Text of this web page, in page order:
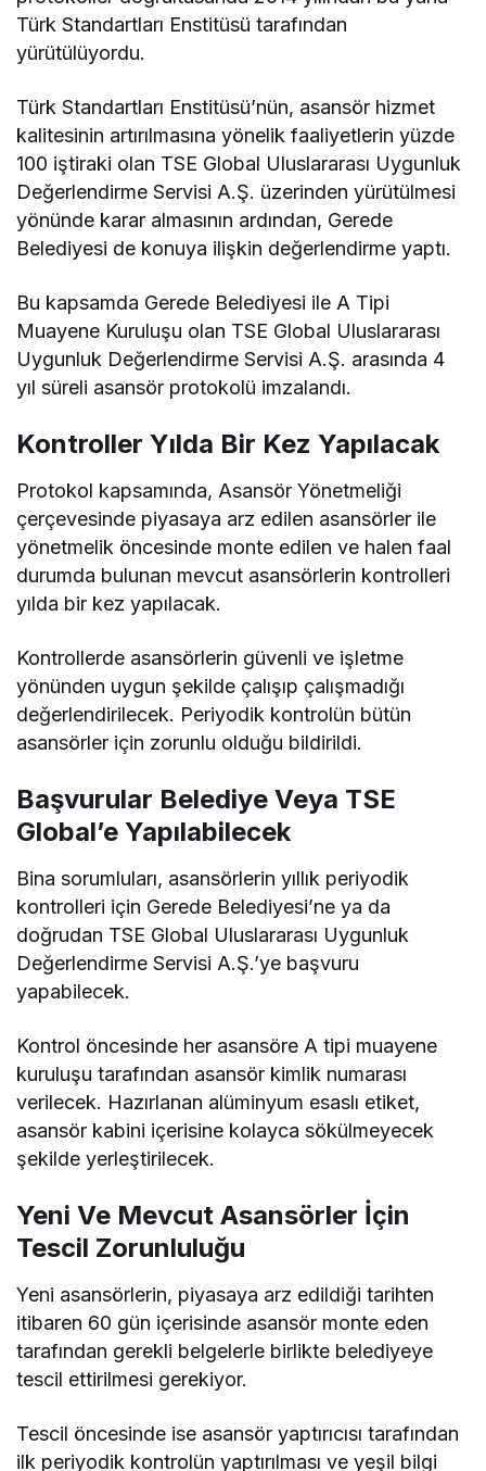
Türk Standartları Enstitüsü tarafından
yürütülüyordu.
Türk Standartları Enstitüsü’nün, asansör hizmet
kalitesinin artırılmasına yönelik faaliyetlerin yüzde
100 iştiraki olan TSE Global Uluslararası Uygunluk
Değerlendirme Servisi A.Ş. üzerinden yürütülmesi
yönünde karar almasının ardından, Gerede
Belediyesi de konuya ilişkin değerlendirme yaptı.
Bu kapsamda Gerede Belediyesi ile A Tipi
Muayene Kuruluşu olan TSE Global Uluslararası
Uygunluk Değerlendirme Servisi A.Ş. arasında 4
yıl süreli asansör protokolü imzalandı.
Kontroller Yılda Bir Kez Yapılacak
Protokol kapsamında, Asansör Yönetmeliği
çerçevesinde piyasaya arz edilen asansörler ile
yönetmelik öncesinde monte edilen ve halen faal
durumda bulunan mevcut asansörlerin kontrolleri
yılda bir kez yapılacak.
Kontrollerde asansörlerin güvenli ve işletme
yönünden uygun şekilde çalışıp çalışmadığı
değerlendirilecek. Periyodik kontrolün bütün
asansörler için zorunlu olduğu bildirildi.
Başvurular Belediye Veya TSE
Global’e Yapılabilecek
Bina sorumluları, asansörlerin yıllık periyodik
kontrolleri için Gerede Belediyesi’ne ya da
doğrudan TSE Global Uluslararası Uygunluk
Değerlendirme Servisi A.Ş.’ye başvuru
yapabilecek.
Kontrol öncesinde her asansöre A tipi muayene
kuruluşu tarafından asansör kimlik numarası
verilecek. Hazırlanan alüminyum esaslı etiket,
asansör kabini içerisine kolayca sökülmeyecek
şekilde yerleştirilecek.
Yeni Ve Mevcut Asansörler İçin
Tescil Zorunluluğu
Yeni asansörlerin, piyasaya arz edildiği tarihten
itibaren 60 gün içerisinde asansör monte eden
tarafından gerekli belgelerle birlikte belediyeye
tescil ettirilmesi gerekiyor.
Tescil öncesinde ise asansör yaptırıcısı tarafından
ilk periyodik kontrolün yaptırılması ve yeşil bilgi